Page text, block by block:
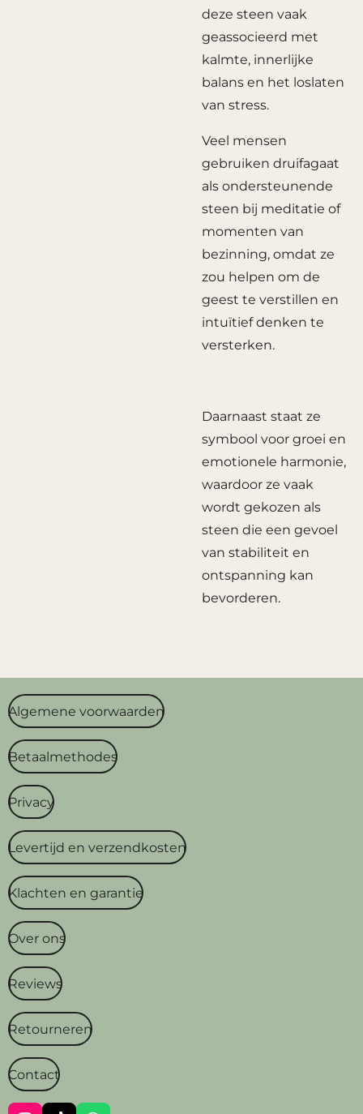
deze steen vaak
geassocieerd met
kalmte, innerlijke
balans en het loslaten
van stress.
Veel mensen
gebruiken druifagaat
als ondersteunende
steen bij meditatie of
momenten van
bezinning, omdat ze
zou helpen om de
geest te verstillen en
intuïtief denken te
versterken.
Daarnaast staat ze
symbool voor groei en
emotionele harmonie,
waardoor ze vaak
wordt gekozen als
steen die een gevoel
van stabiliteit en
ontspanning kan
bevorderen.
Algemene voorwaarden
Betaalmethodes
Privacy
Levertijd en verzendkosten
Klachten en garantie
Over ons
Reviews
Retourneren
Contact